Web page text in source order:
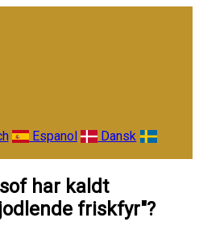
Espanol
Dansk
har kaldt
friskfyr"?